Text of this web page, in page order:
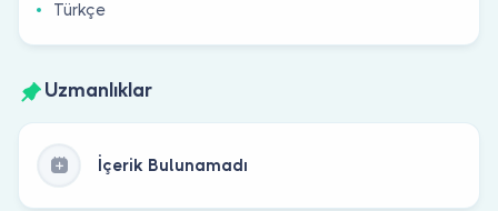
Türkçe
Uzmanlıklar
İçerik Bulunamadı